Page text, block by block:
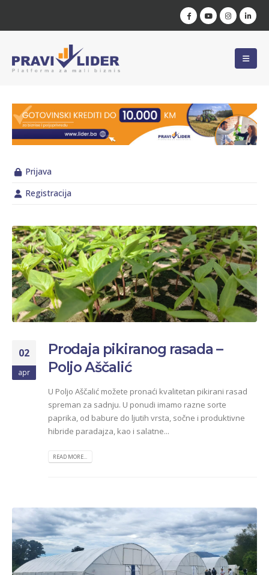
Prijava
Registracija
02
apr
Prodaja pikiranog rasada –
Poljo Aščalić
U Poljo Aščalić možete pronaći kvalitetan pikirani rasad
spreman za sadnju. U ponudi imamo razne sorte
paprika, od babure do ljutih vrsta, sočne i produktivne
hibride paradajza, kao i salatne...
READ MORE...